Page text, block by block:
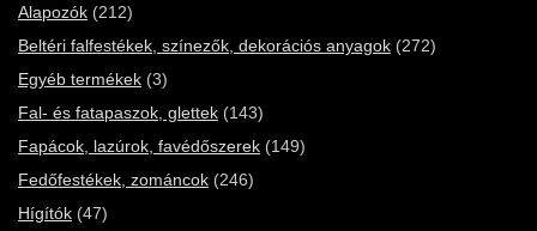
Alapozók (212)
Beltéri falfestékek, színezők, dekorációs anyagok (272)
Egyéb termékek (3)
Fal- és fatapaszok, glettek (143)
Fapácok, lazúrok, favédőszerek (149)
Fedőfestékek, zománcok (246)
Hígítók (47)